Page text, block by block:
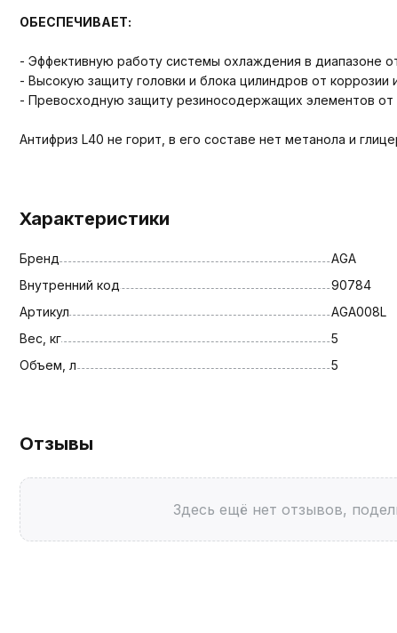
ОБЕСПЕЧИВАЕТ:
- Эффективную работу системы охлаждения в диапазоне
- Высокую защиту головки и блока цилиндров от коррозии
- Превосходную защиту резиносодержащих элементов от
Антифриз L40 не горит, в его составе нет метанола и
Характеристики
Бренд
AGA
Внутренний код
90784
Артикул
AGA008L
Вес, кг
5
Объем, л
5
Отзывы
Здесь ещё нет отзывов,